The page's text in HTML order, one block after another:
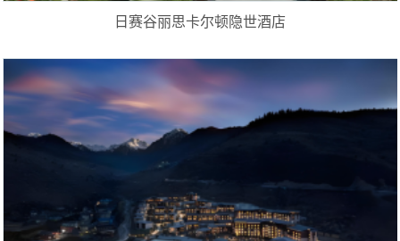
日赛谷丽思卡尔顿隐世酒店